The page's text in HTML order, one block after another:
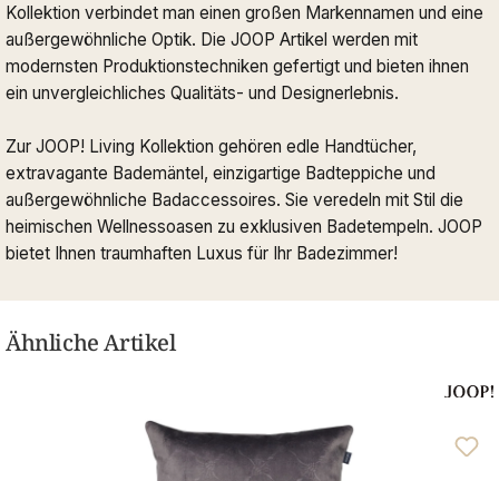
Kollektion verbindet man einen großen Markennamen und eine
außergewöhnliche Optik. Die JOOP Artikel werden mit
modernsten Produktionstechniken gefertigt und bieten ihnen
ein unvergleichliches Qualitäts- und Designerlebnis.
Zur JOOP! Living Kollektion gehören edle Handtücher,
extravagante Bademäntel, einzigartige Badteppiche und
außergewöhnliche Badaccessoires. Sie veredeln mit Stil die
heimischen Wellnessoasen zu exklusiven Badetempeln. JOOP
bietet Ihnen traumhaften Luxus für Ihr Badezimmer!
Ähnliche Artikel